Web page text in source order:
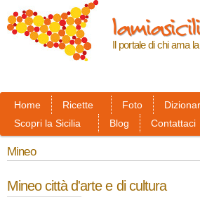
contenuto
principale
Il portale di chi ama
Home Ricette Foto
Scopri la Sicilia
Blog Contattaci
Mineo
Mineo città d'arte e di cultura